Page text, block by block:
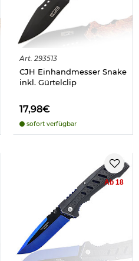
Art. 293513
CJH Einhandmesser Snake
inkl. Gürtelclip
17,98€
sofort verfügbar
Ab 18